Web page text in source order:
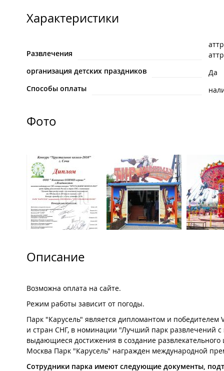
Характеристики
Развлечения
организация детских праздников
Да
Способы оплаты
Фото
Описание
Возможна оплата на сайте.
Режим работы зависит от погоды.
Парк "Карусель" является дипломантом и победителем
и стран СНГ, в номинации "Лучший парк развлечений с
выдающиеся достижения в создание развлекательного
Москва Парк "Карусель" награжден международной
Сотрудники парка имеют следующие документы,